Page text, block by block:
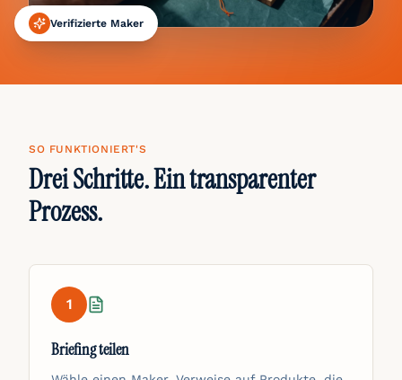
Verifizierte Maker
SO FUNKTIONIERT'S
Drei Schritte. Ein transparenter
Prozess.
1
Briefing teilen